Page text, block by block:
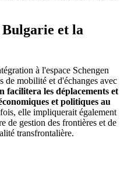
et la
à l'espace Schengen
de mobilité et d'échanges avec
facilitera les déplacements et
et politiques au
elle impliquerait également
de gestion des frontières et de
transfrontalière.